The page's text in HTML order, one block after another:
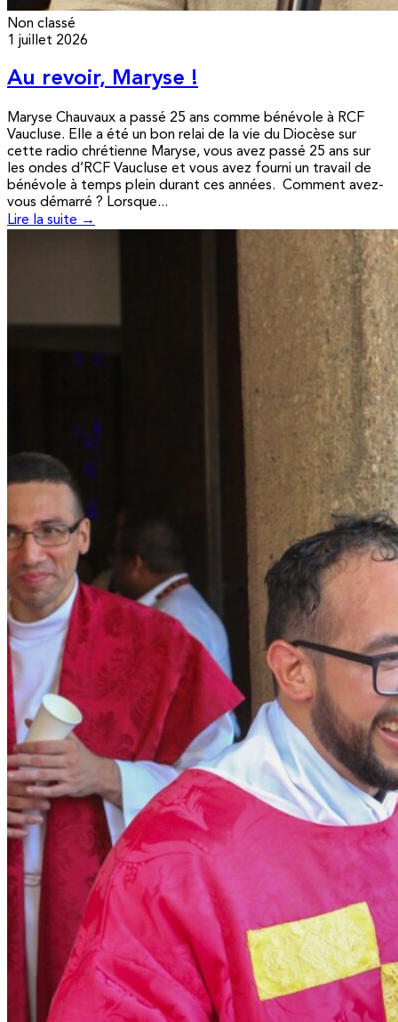
Non classé
1 juillet 2026
Au revoir, Maryse !
Maryse Chauvaux a passé 25 ans comme bénévole à RCF
Vaucluse. Elle a été un bon relai de la vie du Diocèse sur
cette radio chrétienne Maryse, vous avez passé 25 ans sur
les ondes d’RCF Vaucluse et vous avez fourni un travail de
bénévole à temps plein durant ces années. Comment avez-
vous démarré ? Lorsque...
Lire la suite →